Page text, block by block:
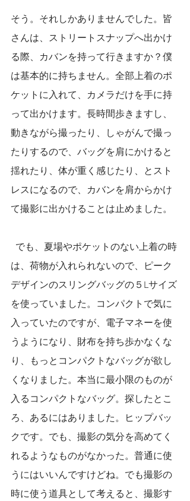
そう。それしかありませんでした。皆
さんは、ストリートスナップへ出かけ
る際、カバンを持って行きますか？僕
は基本的に持ちません。全部上着のポ
ケットに入れて、カメラだけを手に持
って出かけます。長時間歩きますし、
動きながら撮ったり、しゃがんで撮っ
たりするので、バッグを肩にかけると
揺れたり、体が重く感じたり、とスト
レスになるので、カバンを肩からかけ
て撮影に出かけることは止めました。
は、荷物が入れられないので、ピーク
デザインのスリングバッグの５Lサイズ
を使っていました。コンパクトで気に
入っていたのですが、電子マネーを使
うようになり、財布を持ち歩かなくな
り、もっとコンパクトなバッグが欲し
くなりました。本当に最小限のものが
入るコンパクトなバッグ。探したとこ
ろ、あるにはありました。ヒップバッ
クです。でも、撮影の気分を高めてく
れるようなものがなかった。普通に使
うにはいいんですけどね。でも撮影の
時に使う道具として考えると、撮影す